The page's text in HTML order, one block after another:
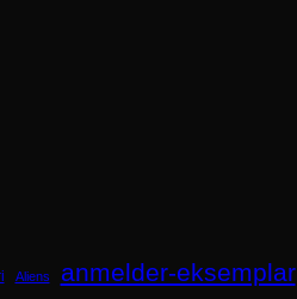
Aliens anmelder-eksemplar